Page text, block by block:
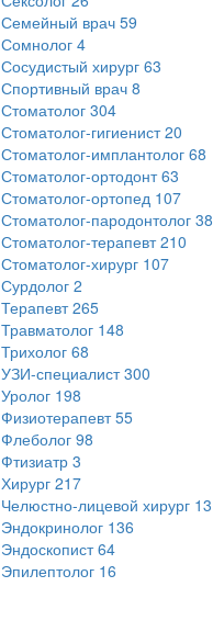
Семейный врач 59
Сомнолог 4
Сосудистый хирург 63
Спортивный врач 8
Стоматолог 304
Стоматолог-гигиенист 20
Стоматолог-имплантолог 68
Стоматолог-ортодонт 63
Стоматолог-ортопед 107
Стоматолог-пародонтолог 38
Стоматолог-терапевт 210
Стоматолог-хирург 107
Сурдолог 2
Терапевт 265
Травматолог 148
Трихолог 68
УЗИ-специалист 300
Уролог 198
Физиотерапевт 55
Флеболог 98
Фтизиатр 3
Хирург 217
Челюстно-лицевой хирург 13
Эндокринолог 136
Эндоскопист 64
Эпилептолог 16